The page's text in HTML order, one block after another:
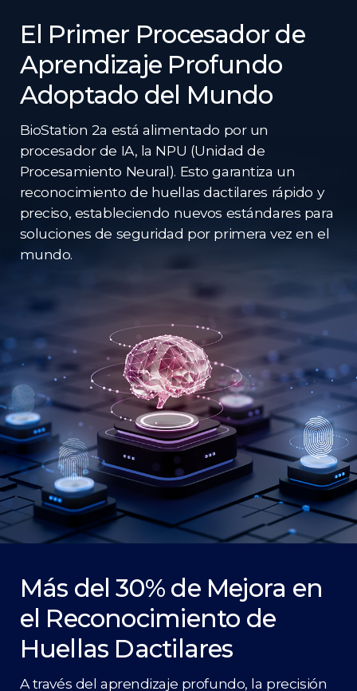
El Primer Procesador de
Aprendizaje Profundo
Adoptado del Mundo
BioStation 2a está alimentado por un
procesador de IA, la NPU (Unidad de
Procesamiento Neural). Esto garantiza un
reconocimiento de huellas dactilares rápido y
preciso, estableciendo nuevos estándares para
soluciones de seguridad por primera vez en el
mundo.
Más del 30% de Mejora en
el Reconocimiento de
Huellas Dactilares
A través del aprendizaje profundo, la precisión